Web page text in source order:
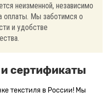
неизменной, независимо
оплаты. Мы заботимся о
и удобстве
сертификаты
текстиля в России! Мы